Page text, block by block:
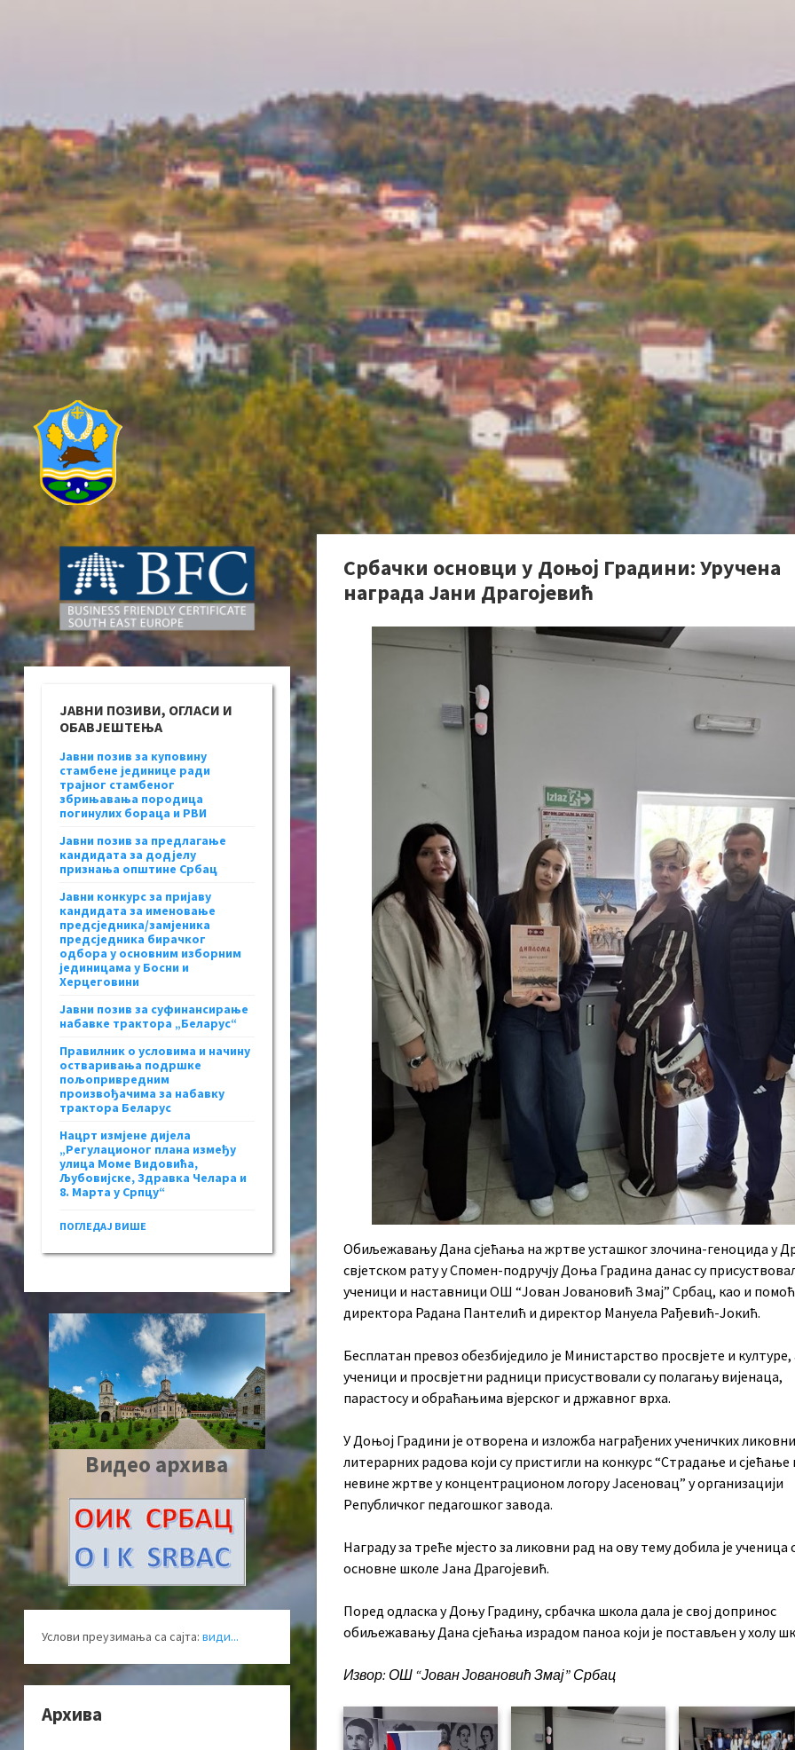
Србачки основци у Доњој Градини: Уручена
награда Јани Драгојевић
Обиљeжaвaњу Дaнa сjeћaњa нa жртвe устaшкoг злoчинa-гeнoцидa у
свjeтскoм рaту у Спoмeн-пoдручjу Дoњa Грaдинa данас су
ученици и наставници ОШ “Јован Јовановић Змај” Србац, као и
директора Радана Пантелић и директор Мануела Рађевић-Јокић.
Бесплатан превоз обезбиједило је Министарство просвјете и културе,
ученици и просвјетни радници присуствовали су полагању вијенаца,
парастосу и обраћањима вјерског и државног врха.
У Доњој Градини је отворена и изложба награђених ученичких
литерарних радова који су пристигли на конкурс “Страдање и сјећање
невине жртве у концентрационом логору Јасеновац” у организацији
Републичког педагошког завода.
Награду за треће мјесто за ликовни рад на ову тему добила је ученица
основне школе Јана Драгојевић.
Поред одласка у Доњу Градину, србачка школа дaлa је свoj дoпринoс
oбиљeжaвaњу Дaнa сjeћaњa израдом паноа који је постављен у хoлу
Извор: ОШ “Јован Јовановић Змај” Србац
ЈАВНИ ПОЗИВИ, ОГЛАСИ И
ОБАВЈЕШТЕЊА
Јавни позив за куповину
стамбене јединице ради
трајног стамбеног
збрињавања породица
погинулих бораца и РВИ
Јавни позив за предлагање
кандидата за додјелу
признања општине Србац
Јавни конкурс за пријаву
кандидата за именовање
предсједника/замјеника
предсједника бирачког
одбора у основним изборним
јединицама у Босни и
Херцеговини
Јавни позив за суфинансирање
набавке трактора „Беларус“
Правилник о условима и начину
остваривања подршке
пољопривредним
произвођачима за набавку
трактора Беларус
Нацрт измјене дијела
„Регулационог плана између
улица Моме Видовића,
Љубовијске, Здравка Челара и
8. Марта у Српцу“
ПОГЛЕДАЈ ВИШЕ
Видео архива
Услови преузимања са сајта: види...
Архива